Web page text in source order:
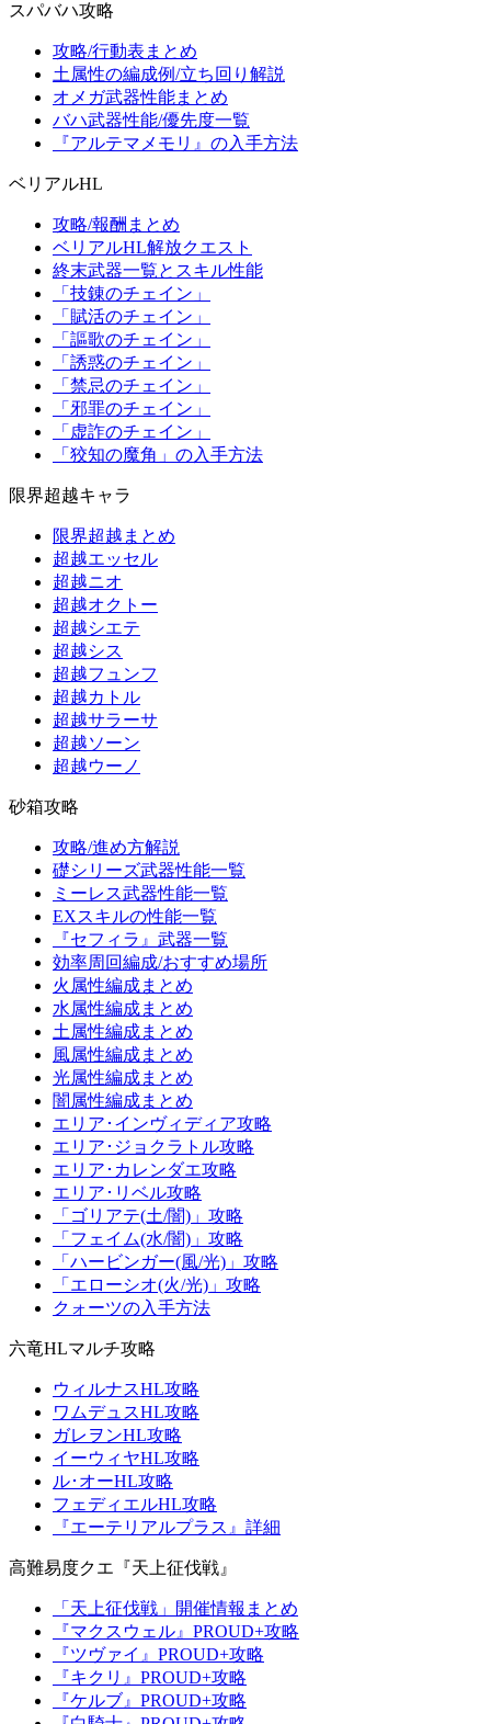
スパバハ攻略
攻略/行動表まとめ
土属性の編成例/立ち回り解説
オメガ武器性能まとめ
バハ武器性能/優先度一覧
『アルテマメモリ』の入手方法
ベリアルHL
攻略/報酬まとめ
ベリアルHL解放クエスト
終末武器一覧とスキル性能
「技錬のチェイン」
「賦活のチェイン」
「謳歌のチェイン」
「誘惑のチェイン」
「禁忌のチェイン」
「邪罪のチェイン」
「虚詐のチェイン」
「狡知の魔角」の入手方法
限界超越キャラ
限界超越まとめ
超越エッセル
超越ニオ
超越オクトー
超越シエテ
超越シス
超越フュンフ
超越カトル
超越サラーサ
超越ソーン
超越ウーノ
砂箱攻略
攻略/進め方解説
礎シリーズ武器性能一覧
ミーレス武器性能一覧
EXスキルの性能一覧
『セフィラ』武器一覧
効率周回編成/おすすめ場所
火属性編成まとめ
水属性編成まとめ
土属性編成まとめ
風属性編成まとめ
光属性編成まとめ
闇属性編成まとめ
エリア･インヴィディア攻略
エリア･ジョクラトル攻略
エリア･カレンダエ攻略
エリア･リベル攻略
「ゴリアテ(土/闇)」攻略
「フェイム(水/闇)」攻略
「ハービンガー(風/光)」攻略
「エローシオ(火/光)」攻略
クォーツの入手方法
六竜HLマルチ攻略
ウィルナスHL攻略
ワムデュスHL攻略
ガレヲンHL攻略
イーウィヤHL攻略
ル･オーHL攻略
フェディエルHL攻略
『エーテリアルプラス』詳細
高難易度クエ『天上征伐戦』
「天上征伐戦」開催情報まとめ
『マクスウェル』PROUD+攻略
『ツヴァイ』PROUD+攻略
『キクリ』PROUD+攻略
『ケルブ』PROUD+攻略